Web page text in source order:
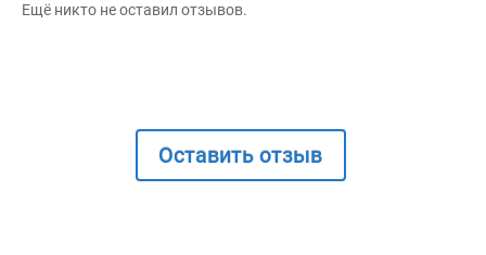
Ещё никто не оставил отзывов.
Оставить отзыв